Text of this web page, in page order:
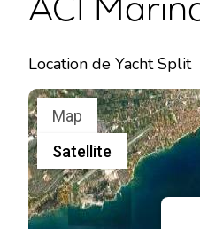
Location de Yacht Split
Map
Satellite